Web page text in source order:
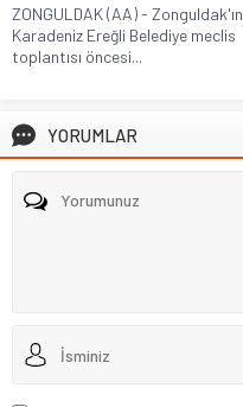
ZONGULDAK (AA) - Zonguldak'ın
Karadeniz Ereğli Belediye meclis
toplantısı öncesi...
YORUMLAR